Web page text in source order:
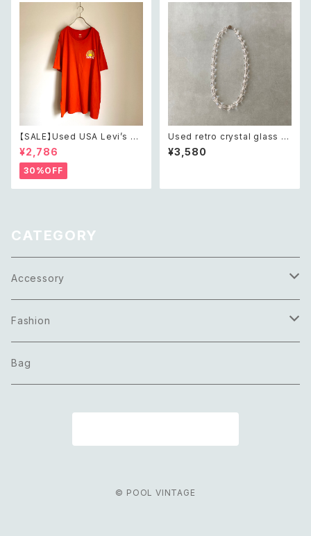
ド デザイン チェーン ブレスレッ
【SALE】Used USA Levi’s su
nrise design orange t shirt
レトロ アメリカ ユーズド 古着
リーバイス サンライズ デザイン
オレンジ Tシャツ XXL
¥2,786
30%OFF
Used retro crystal glass b
eads necklace レトロ ユーズ
ド アクセサリー クリスタル ガラ
¥3,580
CATEGORY
Accessory
Necklace
Pierce
Fashion
Tops
Bag
© POOL VINTAGE